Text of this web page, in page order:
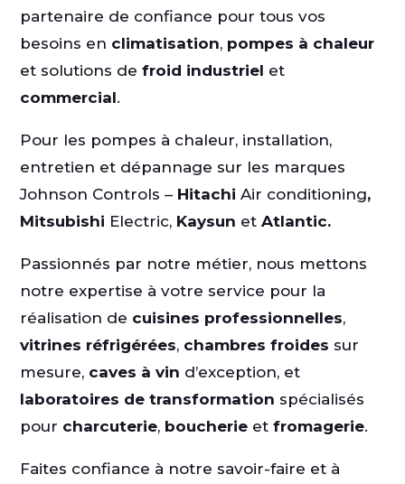
partenaire de confiance pour tous vos
besoins en climatisation, pompes à chaleur
et solutions defroid industriel et
commercial.
Pour les pompes à chaleur, installation,
entretien et dépannage sur les marques
Johnson Controls – HitachiAir conditioning,
Mitsubishi Electric, Kaysun etAtlantic.
Passionnés par notre métier, nous mettons
notre expertise à votre service pour la
réalisation de cuisines professionnelles,
vitrines réfrigérées, chambres froides sur
mesure, caves à vin d’exception, et
laboratoires de transformation spécialisés
pour charcuterie, boucherie etfromagerie.
Faites confiance à notre savoir-faire et à